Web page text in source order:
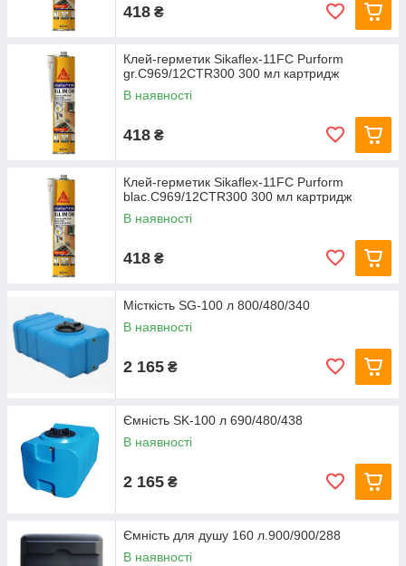
418 ₴
Клей-герметик Sikaflex-11FC Purform
gr.C969/12CTR300 300 мл картридж
В наявності
418 ₴
Клей-герметик Sikaflex-11FC Purform
blac.C969/12CTR300 300 мл картридж
В наявності
418 ₴
Місткість SG-100 л 800/480/340
В наявності
2 165 ₴
Ємність SK-100 л 690/480/438
В наявності
2 165 ₴
Ємність для душу 160 л.900/900/288
В наявності